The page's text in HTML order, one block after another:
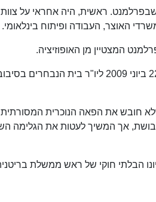
ראשית, היה אחראי על צוות
האוצר, העבודה ופיתוח בינלאומי.
לאחר התפטרותו של מייקל מרטין נבחר ברקו ב-22
שלא חובש את הפאה הנוכרית
אך המשיך לעטות את הגלימה
ניסיונו הבלתי חוקי של ראש ממשלת